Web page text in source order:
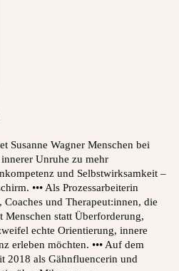
Susanne Wagner Menschen bei
Unruhe zu mehr
und Selbstwirksamkeit –
••• Als Prozessarbeiterin
Coaches und Therapeut:innen, die
statt Überforderung,
echte Orientierung, innere
erleben möchten. ••• Auf dem
2018 als Gähnfluencerin und